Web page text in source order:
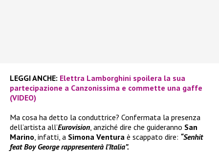
LEGGI ANCHE: Elettra Lamborghini spoilera la sua
partecipazione a Canzonissima e commette una gaffe
(VIDEO)
Ma cosa ha detto la conduttrice? Confermata la presenza
dell’artista all’Eurovision , anziché dire che guideranno San
Marino , infatti, a Simona Ventura è scappato dire: “Senhit
feat Boy George rappresenterà l’Italia”.